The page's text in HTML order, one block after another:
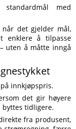
med
det gjelder mål,
enklere å tilpasse
uten å måtte inngå
innkjøpspris.
det gir høyere
byttes tidligere.
fra produsent,